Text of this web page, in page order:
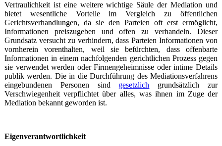
Vertraulichkeit ist eine weitere wichtige Säule der Mediation und
bietet wesentliche Vorteile im Vergleich zu öffentlichen
Gerichtsverhandlungen, da sie den Parteien oft erst ermöglicht,
Informationen preiszugeben und offen zu verhandeln. Dieser
Grundsatz versucht zu verhindern, dass Parteien Informationen von
vornherein vorenthalten, weil sie befürchten, dass offenbarte
Informationen in einem nachfolgenden gerichtlichen Prozess gegen
sie verwendet werden oder Firmengeheimnisse oder intime Details
publik werden. Die in die Durchführung des Mediationsverfahrens
eingebundenen Personen sind gesetzlich grundsätzlich zur
Verschwiegenheit verpflichtet über alles, was ihnen im Zuge der
Mediation bekannt geworden ist.
Eigenverantwortlichkeit